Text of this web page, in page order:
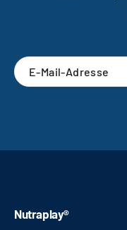
Nutraplay®